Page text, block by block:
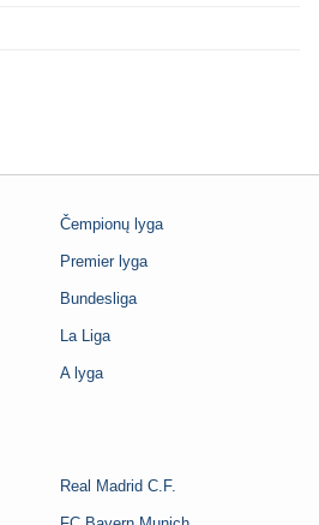
Čempionų lyga
Premier lyga
Bundesliga
La Liga
A lyga
Real Madrid C.F.